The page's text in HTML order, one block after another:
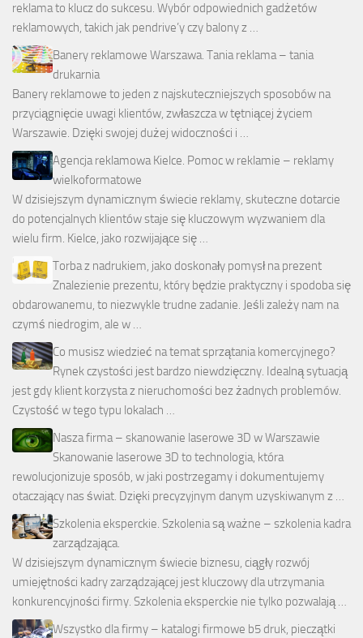
reklama to klucz do sukcesu. Wybór odpowiednich gadżetów
reklamowych, takich jak pendrive’y czy balony z …
Banery reklamowe Warszawa. Tania reklama – tania
drukarnia
Banery reklamowe to jeden z najskuteczniejszych sposobów na
przyciągnięcie uwagi klientów, zwłaszcza w tętniącej życiem
Warszawie. Dzięki swojej dużej widoczności i …
Agencja reklamowa Kielce. Pomoc w reklamie – reklamy
wielkoformatowe
W dzisiejszym dynamicznym świecie reklamy, skuteczne dotarcie
do potencjalnych klientów staje się kluczowym wyzwaniem dla
wielu firm. Kielce, jako rozwijające się …
Torba z nadrukiem, jako doskonały pomysł na prezent
Znalezienie prezentu, który będzie praktyczny i spodoba się
obdarowanemu, to niezwykle trudne zadanie. Jeśli zależy nam na
czymś niedrogim, ale w …
Co musisz wiedzieć na temat sprzątania komercyjnego?
Rynek czystości jest bardzo niewdzięczny. Idealną sytuacją
jest gdy klient korzysta z nieruchomości bez żadnych problemów.
Czystość w tego typu lokalach …
Nasza firma – skanowanie laserowe 3D w Warszawie
Skanowanie laserowe 3D to technologia, która
rewolucjonizuje sposób, w jaki postrzegamy i dokumentujemy
otaczający nas świat. Dzięki precyzyjnym danym uzyskiwanym z …
Szkolenia eksperckie. Szkolenia są ważne – szkolenia kadra
zarządzająca.
W dzisiejszym dynamicznym świecie biznesu, ciągły rozwój
umiejętności kadry zarządzającej jest kluczowy dla utrzymania
konkurencyjności firmy. Szkolenia eksperckie nie tylko pozwalają …
Wszystko dla firmy – katalogi firmowe b5 druk, pieczątki